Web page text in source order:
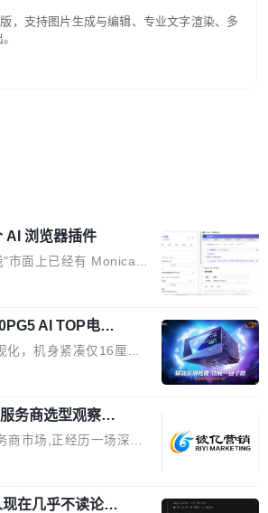
，支持图片生成与编辑、专业文字渲染、多
AI 浏览器插件
市面上已经有 Monica、
这些 AI 浏览器插件
个"，我都觉得这个问题
从用户变成开发者的。
过不少 AI 浏览器插件。
中一段文字，弹出解
它们本质上都是同一类
的聊天框。 它们能读取
丢给大模型，再返回一
然有用，但总觉得差点
管理系统里，需要填50
AI TOP电
地AI算力打造旗
，机身紧凑仅16厘米
相后，技嘉科技近日正
与本地AI算力平台打
提供1600W额定功率
持ATX 3.1与PCIe 5.1
、完善供电线材与内置
满足当下高阶PC主机
务商选型观察：
思维的范式转移
市场,正经历一场深刻
牌代理机构市场从2025
2032年将突破120亿美
在几乎不读论文